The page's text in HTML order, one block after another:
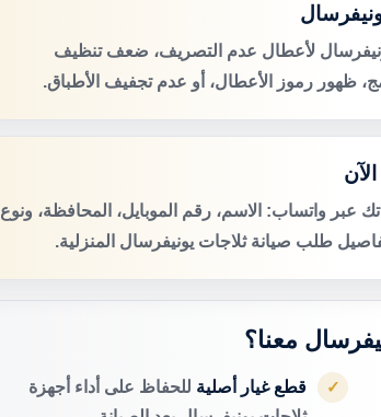
لأعطال عدم التصريف، ضعف تنظيف
ظهور رموز الأعطال، أو عدم تجفيف الأطباق.
عبر واتساب: الاسم، رقم الموبايل، المحافظة، ونوع
طلب صيانة ثلاجات يونيفرسال المنزلية.
معنا؟
✓ قطع غيار أصلية للحفاظ على أداء أجهزة